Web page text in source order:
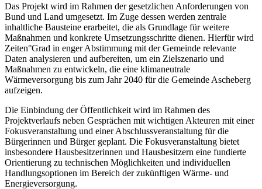
Das Projekt wird im Rahmen der gesetzlichen Anforderungen von
Bund und Land umgesetzt. Im Zuge dessen werden zentrale
inhaltliche Bausteine erarbeitet, die als Grundlage für weitere
Maßnahmen und konkrete Umsetzungsschritte dienen. Hierfür wird
Zeiten°Grad in enger Abstimmung mit der Gemeinde relevante
Daten analysieren und aufbereiten, um ein Zielszenario und
Maßnahmen zu entwickeln, die eine klimaneutrale
Wärmeversorgung bis zum Jahr 2040 für die Gemeinde Ascheberg
aufzeigen.
Die Einbindung der Öffentlichkeit wird im Rahmen des
Projektverlaufs neben Gesprächen mit wichtigen Akteuren mit einer
Fokusveranstaltung und einer Abschlussveranstaltung für die
Bürgerinnen und Bürger geplant. Die Fokusveranstaltung bietet
insbesondere Hausbesitzerinnen und Hausbesitzern eine fundierte
Orientierung zu technischen Möglichkeiten und individuellen
Handlungsoptionen im Bereich der zukünftigen Wärme- und
Energieversorgung.